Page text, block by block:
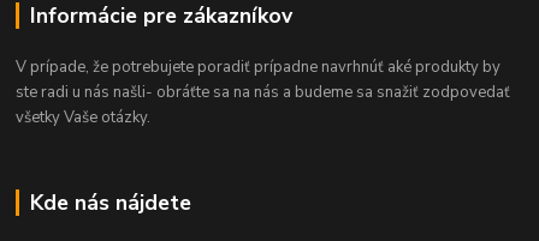
Informácie pre zákazníkov
V prípade, že potrebujete poradiť prípadne navrhnúť aké produkty by
ste radi u nás našli- obráťte sa na nás a budeme sa snažiť zodpovedať
všetky Vaše otázky.
Kde nás nájdete